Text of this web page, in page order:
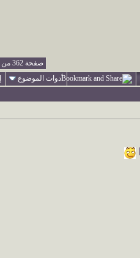
صفحة 362 من 362
أدوات الموضوع